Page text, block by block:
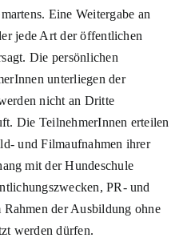
Eine Weitergabe an
jede Art der öffentlichen
Die persönlichen
unterliegen der
nicht an Dritte
Die TeilnehmerInnen erteilen
und Filmaufnahmen ihrer
mit der Hundeschule
PR- und
Rahmen der Ausbildung ohne
werden dürfen.